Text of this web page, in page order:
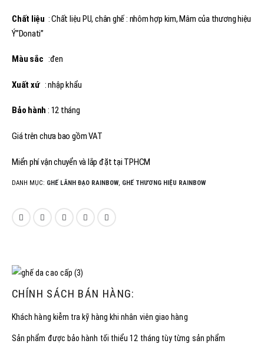
Chất liệu : Chất liệu PU, chân ghế : nhôm hợp kim, Mâm của thương hiệu
Ý”Donati”
Màu sắc :đen
Xuất xứ: nhập khẩu
Bảo hành : 12 tháng
Giá trên chưa bao gồm VAT
Miển phí vận chuyển và lắp đặt tại TPHCM
DANH MỤC: GHẾ LÃNH ĐẠO RAINBOW, GHẾ THƯƠNG HIỆU RAINBOW
CHÍNH SÁCH BÁN HÀNG:
Khách hàng kiễm tra kỹ hàng khi nhân viên giao hàng
Sản phẩm được bảo hành tối thiểu 12 tháng tùy từng sản phẩm